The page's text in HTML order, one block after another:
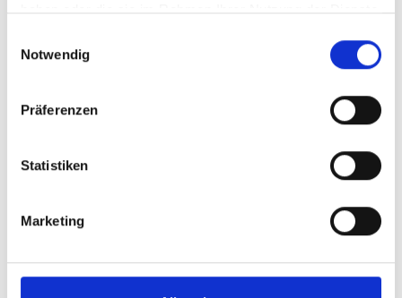
haben oder die sie im Rahmen Ihrer Nutzung der Dienste
Notwendig
Präferenzen
Statistiken
Marketing
Svazek zu Landschaftsschutz am Obertauern